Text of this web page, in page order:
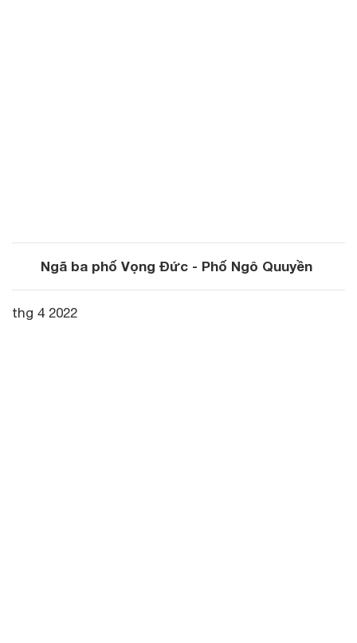
Ngã ba phố Vọng Đức - Phố Ngô Quuyền
thg 4 2022